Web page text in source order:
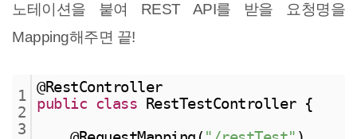
노테이션을 붙여 REST API를 받을 요청명을
Mapping해주면 끝!
1
2
3
@RestController
public class RestTestController {